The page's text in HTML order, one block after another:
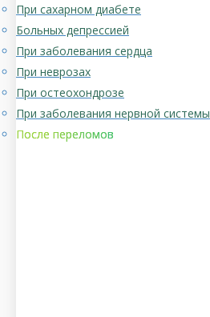
При сахарном диабете
Больных депрессией
При заболевания сердца
При неврозах
При остеохондрозе
При заболевания нервной системы
После переломов